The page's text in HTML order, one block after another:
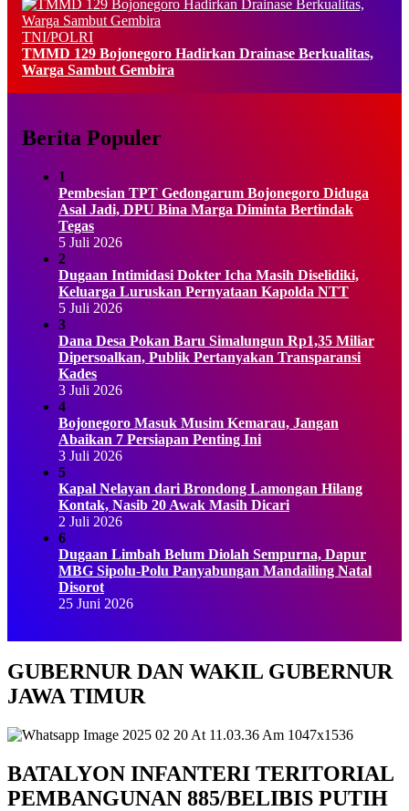
TNI/POLRI
TMMD 129 Bojonegoro Hadirkan Drainase Berkualitas,
Warga Sambut Gembira
Berita Populer
1
Pembesian TPT Gedongarum Bojonegoro Diduga
Asal Jadi, DPU Bina Marga Diminta Bertindak
Tegas
5 Juli 2026
2
Dugaan Intimidasi Dokter Icha Masih Diselidiki,
Keluarga Luruskan Pernyataan Kapolda NTT
5 Juli 2026
3
Dana Desa Pokan Baru Simalungun Rp1,35 Miliar
Dipersoalkan, Publik Pertanyakan Transparansi
Kades
3 Juli 2026
4
Bojonegoro Masuk Musim Kemarau, Jangan
Abaikan 7 Persiapan Penting Ini
3 Juli 2026
5
Kapal Nelayan dari Brondong Lamongan Hilang
Kontak, Nasib 20 Awak Masih Dicari
2 Juli 2026
6
Dugaan Limbah Belum Diolah Sempurna, Dapur
MBG Sipolu-Polu Panyabungan Mandailing Natal
Disorot
25 Juni 2026
GUBERNUR DAN WAKIL GUBERNUR
JAWA TIMUR
BATALYON INFANTERI TERITORIAL
PEMBANGUNAN 885/BELIBIS PUTIH